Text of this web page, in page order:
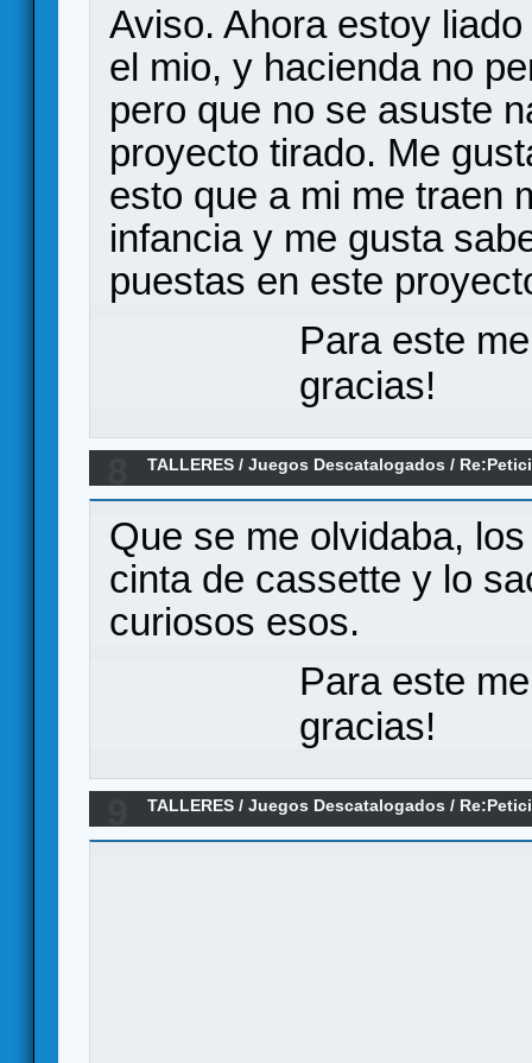
Aviso. Ahora estoy
el mio, y hacienda no
pero que no se asuste
proyecto tirado. Me
esto que a mi me traen
infancia y me gusta
puestas en este
Para este
gracias!
TALLERES /Juegos Descatalogados /
Que se me olvidaba,
cinta de cassette y lo
curiosos esos.
Para este
gracias!
TALLERES /Juegos Descatalogados /